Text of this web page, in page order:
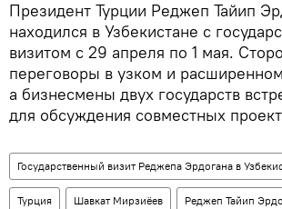
Президент Турции Реджеп Тайип
находился в Узбекистане с
визитом с 29 апреля по 1 мая.
переговоры в узком и
а бизнесмены двух государств
для обсуждения совместных
Государственный визит Реджепа Эрдогана в
Турция Шавкат Мирзиёев Реджеп Тайип